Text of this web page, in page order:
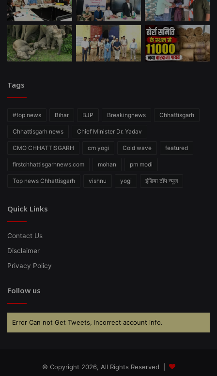
Tags
#top news Bihar BJP Breakingnews Chhattisgarh
Chhattisgarh news Chief Minister Dr. Yadav
CMO CHHATTISGARH cm yogi Cold wave featured
firstchhattisgarhnews.com mohan pm modi
Top news Chhattisgarh vishnu yogi इंडिया टॉप न्यूज
Quick Links
Contact Us
Disclaimer
Privacy Policy
Follow us
Error Can not Get Tweets, Incorrect account info.
© Copyright 2026, All Rights Reserved |